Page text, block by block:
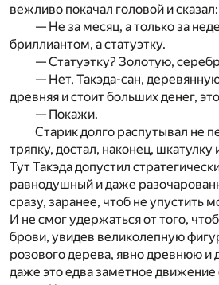
вежливо покачал головой и сказал:
— Не за месяц, а только за
бриллиантом, а статуэтку.
— Статуэтку? Золотую,
— Нет, Такэда-сан,
древняя и стоит больших денег,
— Покажи.
Старик долго распутывал не
тряпку, достал, наконец, шкатулку
Тут Такэда допустил
равнодушный и даже
сразу, заранее, чтоб не упустить
И не смог удержаться от того,
брови, увидев великолепную
розового дерева, явно древнюю и
даже это едва заметное движение